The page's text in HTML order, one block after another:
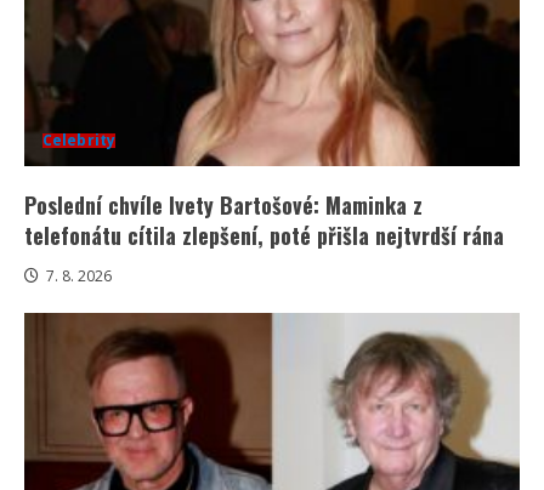
Celebrity
Poslední chvíle Ivety Bartošové: Maminka z
telefonátu cítila zlepšení, poté přišla nejtvrdší rána
7. 8. 2026